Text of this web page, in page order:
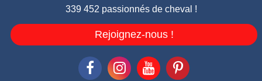
339 452 passionnés de cheval !
Rejoignez-nous !